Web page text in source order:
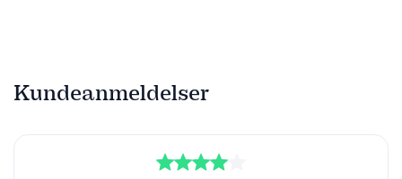
Kundeanmeldelser